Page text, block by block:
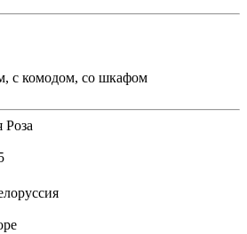
с комодом, со шкафом
Роза